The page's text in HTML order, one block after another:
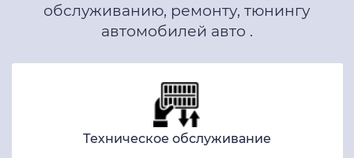
обслуживанию, ремонту, тюнингу
автомобилей авто .
Техническое обслуживание